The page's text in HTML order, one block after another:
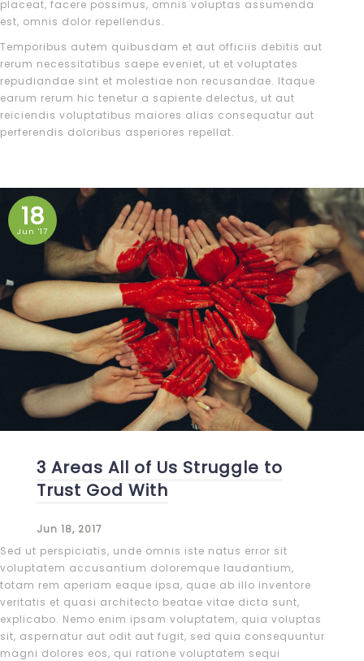
placeat, facere possimus, omnis voluptas assumenda
est, omnis dolor repellendus.
Temporibus autem quibusdam et aut officiis debitis aut
rerum necessitatibus saepe eveniet, ut et voluptates
repudiandae sint et molestiae non recusandae. Itaque
earum rerum hic tenetur a sapiente delectus, ut aut
reiciendis voluptatibus maiores alias consequatur aut
perferendis doloribus asperiores repellat.
18
Jun '17
3 Areas All of Us Struggle to
Trust God With
Jun 18, 2017
Sed ut perspiciatis, unde omnis iste natus error sit
voluptatem accusantium doloremque laudantium,
totam rem aperiam eaque ipsa, quae ab illo inventore
veritatis et quasi architecto beatae vitae dicta sunt,
explicabo. Nemo enim ipsam voluptatem, quia voluptas
sit, aspernatur aut odit aut fugit, sed quia consequuntur
magni dolores eos, qui ratione voluptatem sequi